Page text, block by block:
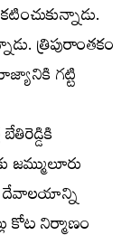
త్రిపురాంతకం
గట్టి
జమ్ములూరు
దేవాలయాన్ని
కోట నిర్మాణం